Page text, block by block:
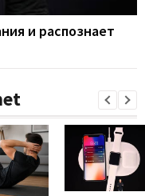
и распознает